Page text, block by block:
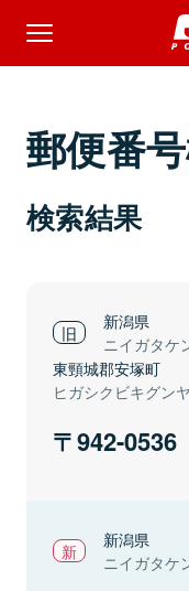
郵便番
検索結果
新潟県
ニイガタケ
東頸城郡安塚町
ヒガシクビキグン
942-0536
新潟県
ニイガタケ